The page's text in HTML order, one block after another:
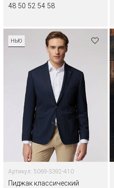
48 50 52 54 58
НЬЮ
Артикул: 5069-3392-410
Пиджак классический